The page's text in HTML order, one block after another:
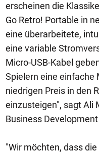
erscheinen die
Go Retro! Portable in
eine überarbeitete,
eine variable
Micro-USB-Kabel
Spielern eine einfache
niedrigen Preis in den
einzusteigen", sagt Ali
Business
"Wir möchten, dass